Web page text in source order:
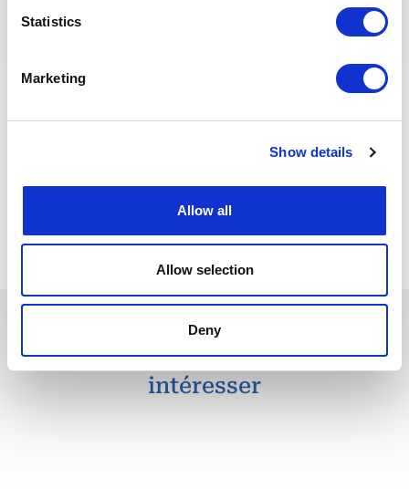
Statistics
Marketing
Show details
Allow all
Allow selection
Deny
Orientation résultats et performance commerciale.
Excellente communication et relation client.
Ces offres peuvent vous
intéresser